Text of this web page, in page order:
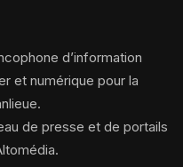
d’information
et numérique pour la
de presse et de portails